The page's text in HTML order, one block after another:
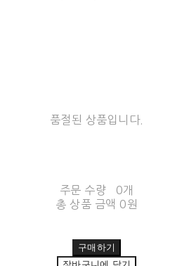
품절된 상품입니다.
주문 수량
0개
총 상품 금액 0원
구매하기